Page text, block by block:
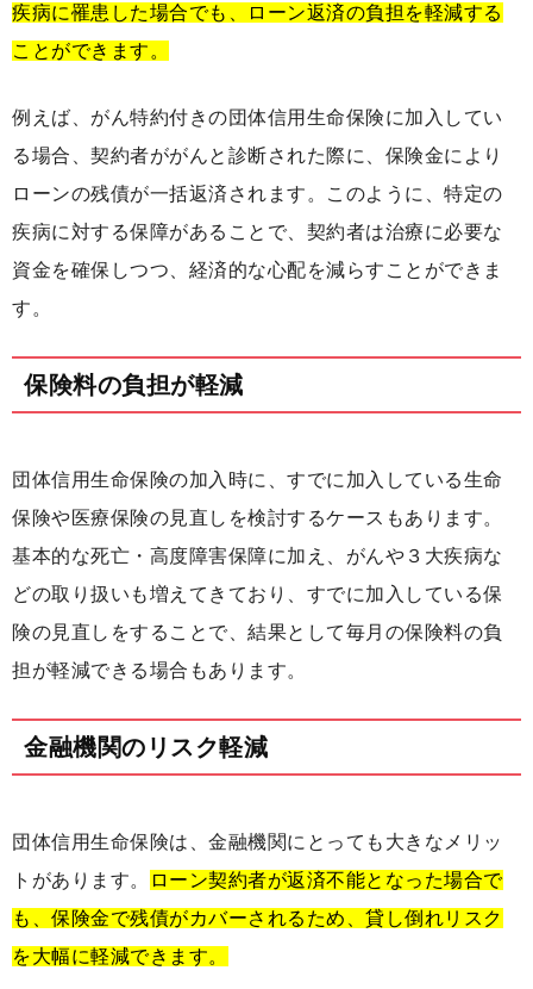
疾病に罹患した場合でも、ローン返済の負担を軽減する
ことができます。
例えば、がん特約付きの団体信用生命保険に加入してい
る場合、契約者ががんと診断された際に、保険金により
ローンの残債が一括返済されます。このように、特定の
疾病に対する保障があることで、契約者は治療に必要な
資金を確保しつつ、経済的な心配を減らすことができま
す。
保険料の負担が軽減
団体信用生命保険の加入時に、すでに加入している生命
保険や医療保険の見直しを検討するケースもあります。
基本的な死亡・高度障害保障に加え、がんや３大疾病な
どの取り扱いも増えてきており、すでに加入している保
険の見直しをすることで、結果として毎月の保険料の負
担が軽減できる場合もあります。
金融機関のリスク軽減
団体信用生命保険は、金融機関にとっても大きなメリッ
トがあります。
ローン契約者が返済不能となった場合で
も、保険金で残債がカバーされるため、貸し倒れリスク
を大幅に軽減できます。